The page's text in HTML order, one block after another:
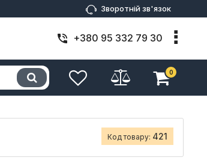
Зворотній зв'язок
+380 95 332 79 30
0
Код товару: 421